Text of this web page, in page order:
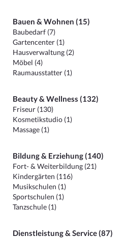
Bauen & Wohnen (15)
Baubedarf (7)
Gartencenter (1)
Hausverwaltung (2)
Möbel (4)
Raumausstatter (1)
Beauty & Wellness (132)
Friseur (130)
Kosmetikstudio (1)
Massage (1)
Bildung & Erziehung (140)
Fort- & Weiterbildung (21)
Kindergärten (116)
Musikschulen (1)
Sportschulen (1)
Tanzschule (1)
Dienstleistung & Service (87)